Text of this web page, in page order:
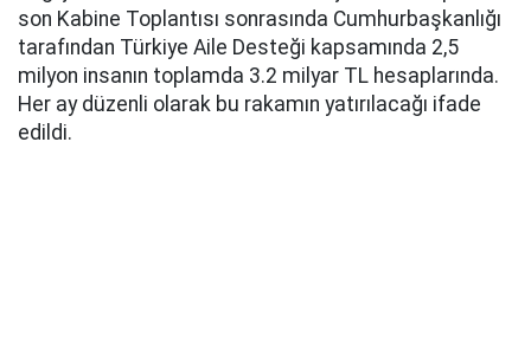
son Kabine Toplantısı sonrasında Cumhurbaşkanlığı
tarafından Türkiye Aile Desteği kapsamında 2,5
milyon insanın toplamda 3.2 milyar TL hesaplarında.
Her ay düzenli olarak bu rakamın yatırılacağı ifade
edildi.